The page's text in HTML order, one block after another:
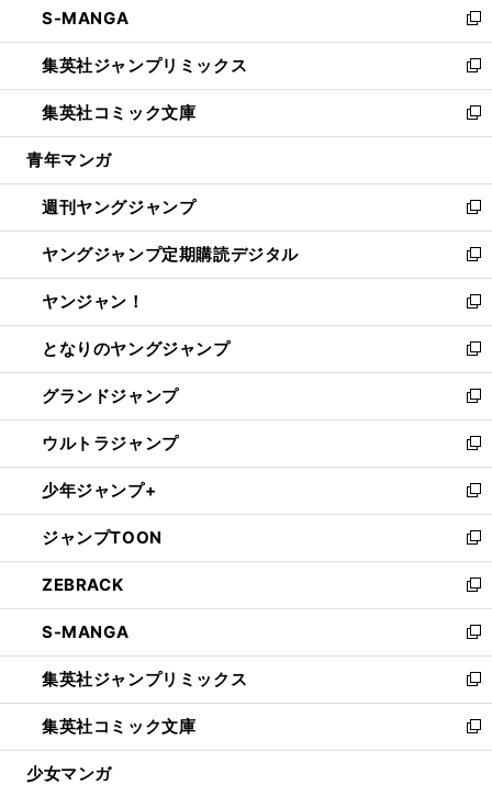
く
で
開
く
ド
ウ
で
開
く
ィ
ン
ド
ウ
で
開
い
ウ
ィ
ン
ド
ウ
開
く
S-MANGA
新
し
い
ウ
ィ
ン
ウ
で
開
く
集英社ジャンプリミックス
新
し
い
ウ
ン
ド
ウ
で
開
く
集英社コミック文庫
新
し
ウ
ィ
ン
ド
ウ
で
開
く
青年マンガ
週刊ヤングジャンプ
新
し
い
ウ
ィ
ン
ド
ウ
で
開
く
ヤングジャンプ定期購読デジタル
新
し
い
ウ
ィ
ン
ド
ウ
で
開
く
ヤンジャン！
新
し
い
ウ
ィ
ン
ド
ウ
で
開
く
となりのヤングジャンプ
新
し
い
ウ
ィ
ン
ド
ウ
で
開
く
グランドジャンプ
新
し
い
ウ
ィ
ン
ド
ウ
で
開
く
ウルトラジャンプ
新
し
い
ウ
ィ
ン
ド
ウ
で
開
く
少年ジャンプ+
新
し
い
ウ
ィ
ン
ド
ウ
で
開
く
ジャンプTOON
新
し
い
ウ
ィ
ン
ド
ウ
で
開
ZEBRACK
新
し
い
ウ
ィ
ン
ド
ウ
S-MANGA
新
し
い
ウ
ィ
ン
集英社ジャンプリミックス
新
し
い
ウ
集英社コミック文庫
新
し
少女マンガ